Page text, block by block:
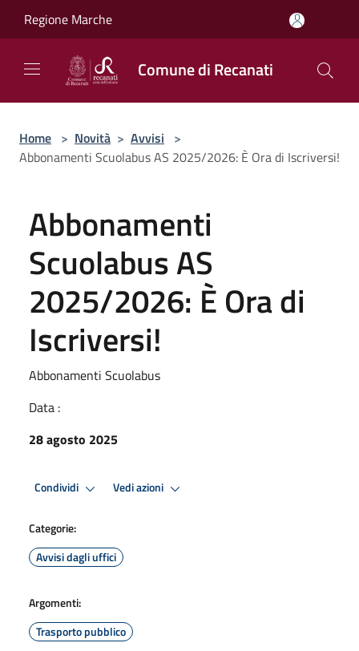
Regione Marche
Comune di Recanati
Home > Novità > Avvisi >
Abbonamenti Scuolabus AS 2025/2026: È Ora di Iscriversi!
Abbonamenti
Scuolabus AS
2025/2026: È Ora di
Iscriversi!
Abbonamenti Scuolabus
Data :
28 agosto 2025
Condividi Vedi azioni
Categorie:
Avvisi dagli uffici
Argomenti:
Trasporto pubblico